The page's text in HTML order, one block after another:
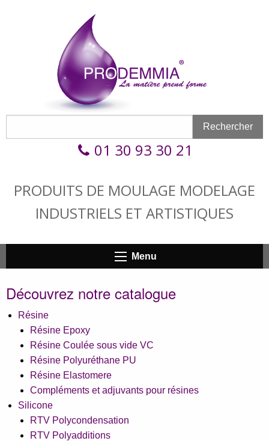
Rechercher
01 30 93 30 21
PRODUITS DE MOULAGE MODELAGE
INDUSTRIELS ET ARTISTIQUES
Menu
Découvrez notre catalogue
Résine
Résine Epoxy
Résine Coulée sous vide VC
Résine Polyuréthane PU
Résine Elastomere
Compléments et adjuvants pour résines
Silicone
RTV Polycondensation
RTV Polyadditions